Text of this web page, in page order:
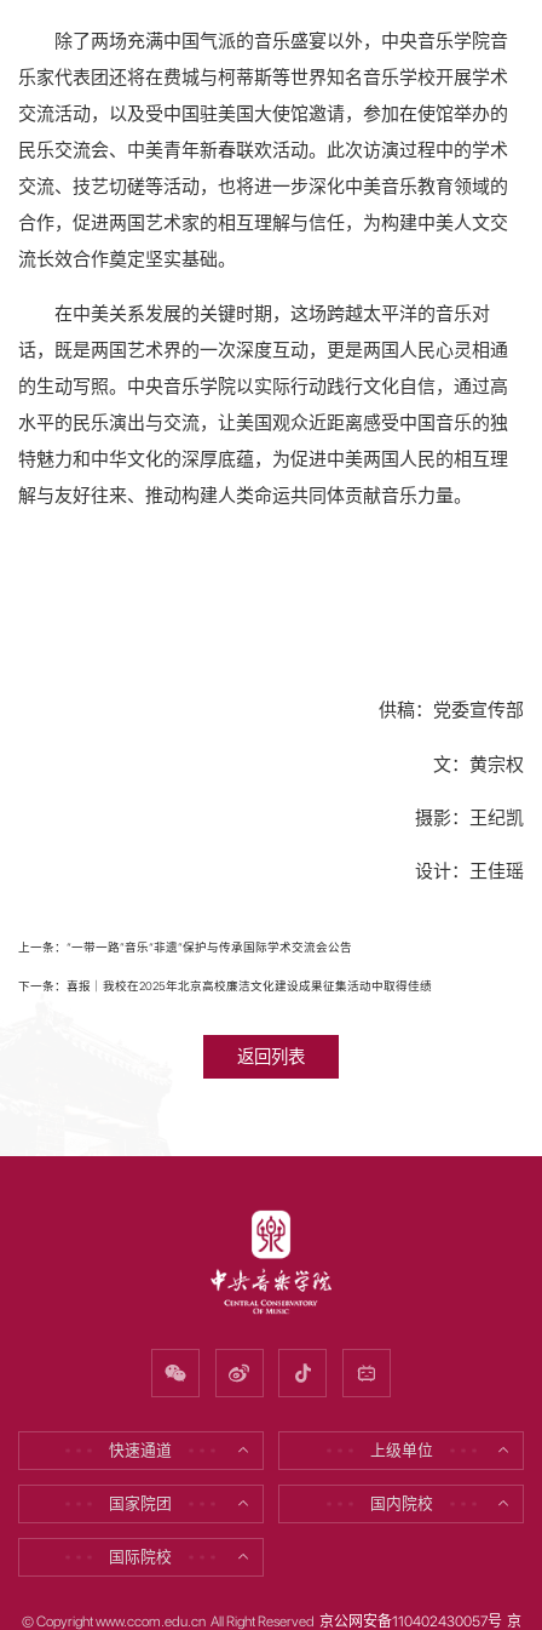
除了两场充满中国气派的音乐盛宴以外，中央音乐学院音
乐家代表团还将在费城与柯蒂斯等世界知名音乐学校开展学术
交流活动，以及受中国驻美国大使馆邀请，参加在使馆举办的
民乐交流会、中美青年新春联欢活动。此次访演过程中的学术
交流、技艺切磋等活动，也将进一步深化中美音乐教育领域的
合作，促进两国艺术家的相互理解与信任，为构建中美人文交
流长效合作奠定坚实基础。
在中美关系发展的关键时期，这场跨越太平洋的音乐对
话，既是两国艺术界的一次深度互动，更是两国人民心灵相通
的生动写照。中央音乐学院以实际行动践行文化自信，通过高
水平的民乐演出与交流，让美国观众近距离感受中国音乐的独
特魅力和中华文化的深厚底蕴，为促进中美两国人民的相互理
解与友好往来、推动构建人类命运共同体贡献音乐力量。
供稿：党委宣传部
文：黄宗权
摄影：王纪凯
设计：王佳瑶
上一条：“一带一路”音乐“非遗”保护与传承国际学术交流会公告
下一条：喜报｜我校在2025年北京高校廉洁文化建设成果征集活动中取得佳绩
返回列表
快速通道 上级单位
国家院团 国内院校
国际院校
© Copyright www.ccom.edu.cn All Right Reserved 京公网安备110402430057号 京